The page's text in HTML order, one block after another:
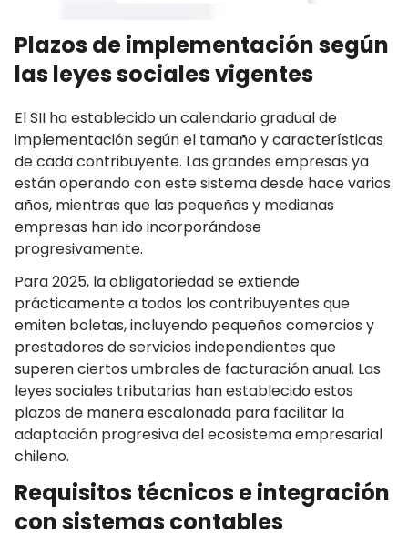
Plazos de implementación según
las leyes sociales vigentes
El SII ha establecido un calendario gradual de
implementación según el tamaño y características
de cada contribuyente. Las grandes empresas ya
están operando con este sistema desde hace varios
años, mientras que las pequeñas y medianas
empresas han ido incorporándose
progresivamente.
Para 2025, la obligatoriedad se extiende
prácticamente a todos los contribuyentes que
emiten boletas, incluyendo pequeños comercios y
prestadores de servicios independientes que
superen ciertos umbrales de facturación anual. Las
leyes sociales tributarias han establecido estos
plazos de manera escalonada para facilitar la
adaptación progresiva del ecosistema empresarial
chileno.
Requisitos técnicos e integración
con sistemas contables